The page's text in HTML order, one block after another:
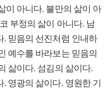
이 아니다. 불만의 삶이 아
부정의 삶이 아니다. 남
믿음의 선진처럼 인내하
예수를 바라보는 믿음의
삶이다. 섬김의 삶이다.
영광의 삶이다. 영원한 기